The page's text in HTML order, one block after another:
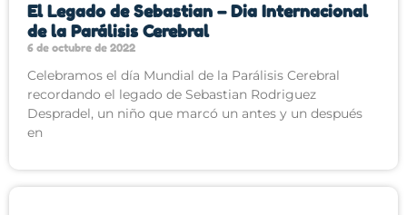
El Legado de Sebastian – Dia Internacional
de la Parálisis Cerebral
6 de octubre de 2022
Celebramos el día Mundial de la Parálisis Cerebral
recordando el legado de Sebastian Rodriguez
Despradel, un niño que marcó un antes y un después
en